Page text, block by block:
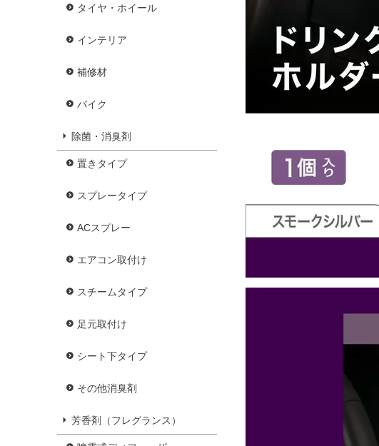
タイヤ・ホイール
インテリア
補修材
バイク
除菌・消臭剤
置きタイプ
スプレータイプ
ACスプレー
エアコン取付け
スチームタイプ
足元取付け
シート下タイプ
その他消臭剤
芳香剤（フレグランス）